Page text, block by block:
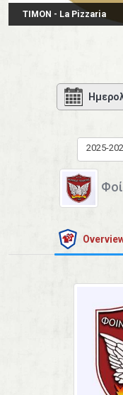
TIMON - La Pizzaria
2025-